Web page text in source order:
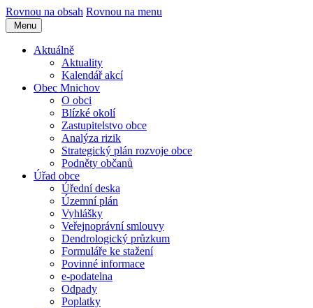
Rovnou na obsah Rovnou na menu
Menu
Aktuálně
Aktuality
Kalendář akcí
Obec Mnichov
O obci
Blízké okolí
Zastupitelstvo obce
Analýza rizik
Strategický plán rozvoje obce
Podněty občanů
Úřad obce
Úřední deska
Územní plán
Vyhlášky
Veřejnoprávní smlouvy
Dendrologický průzkum
Formuláře ke stažení
Povinné informace
e-podatelna
Odpady
Poplatky